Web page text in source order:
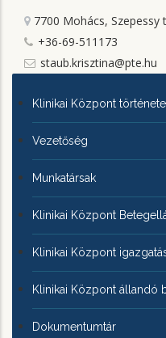
7700 Mohács, Szepessy
+36-69-511173
staub.krisztina@pte.hu
KLINIKAI
KÖZPONTRÓL
Klinikai Központ története
Vezetőség
Munkatársak
Klinikai Központ
Klinikai Központ
Klinikai Központ állandó
Dokumentumtár